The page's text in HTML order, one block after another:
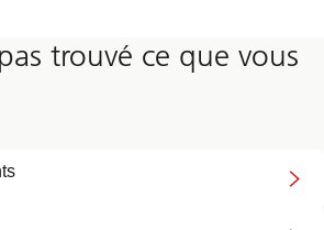
trouvé ce que vous